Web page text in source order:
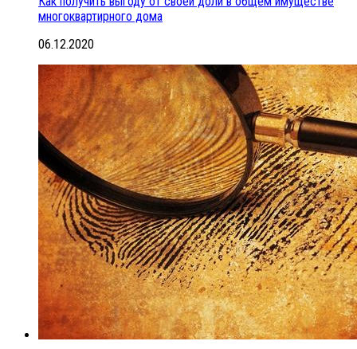
многоквартирного дома
06.12.2020